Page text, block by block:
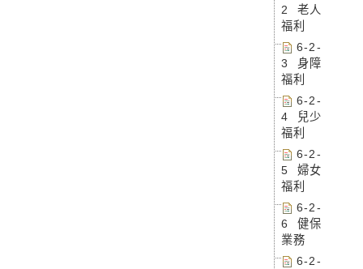
2 老人
福利
6-2-
3 身障
福利
6-2-
4 兒少
福利
6-2-
5 婦女
福利
6-2-
6 健保
業務
6-2-